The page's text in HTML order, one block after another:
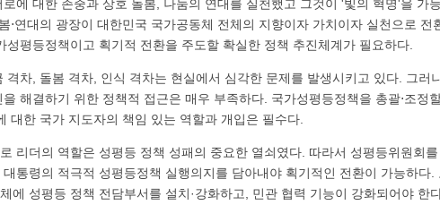
에 대한 존중과 상호 돌봄, 나눔의 연대를 실천했고 그것이 '빛의 혁명'을 가
⋅연대의 광장이 대한민국 국가공동체 전체의 지향이자 가치이자 실천으로 전
성평등정책이고 획기적 전환을 주도할 확실한 정책 추진체계가 필요하다.
격차, 돌봄 격차, 인식 격차는 현실에서 심각한 문제를 발생시키고 있다. 그러
해결하기 위한 정책적 접근은 매우 부족하다. 국가성평등정책을 총괄⋅조정
대한 국가 지도자의 책임 있는 역할과 개입은 필수다.
리더의 역할은 성평등 정책 성패의 중요한 열쇠였다. 따라서 성평등위원회
통령의 적극적 성평등정책 실행의지를 담아내야 획기적인 전환이 가능하다.
에 성평등 정책 전담부서를 설치·강화하고, 민관 협력 기능이 강화되어야 한